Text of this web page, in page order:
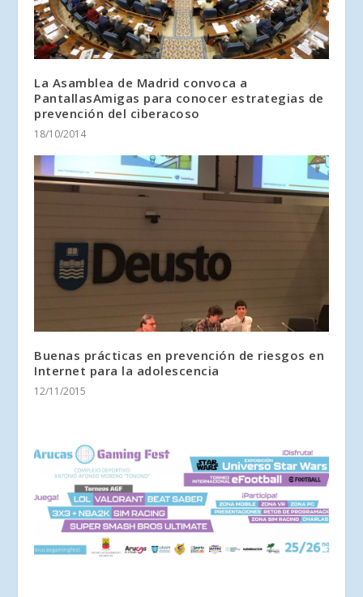
La Asamblea de Madrid convoca a
PantallasAmigas para conocer estrategias de
prevención del ciberacoso
18/10/2014
Buenas prácticas en prevención de riesgos en
Internet para la adolescencia
12/11/2015